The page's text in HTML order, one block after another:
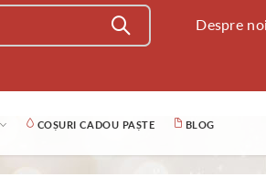
Despre noi
COȘURI CADOU PAȘTE BLOG